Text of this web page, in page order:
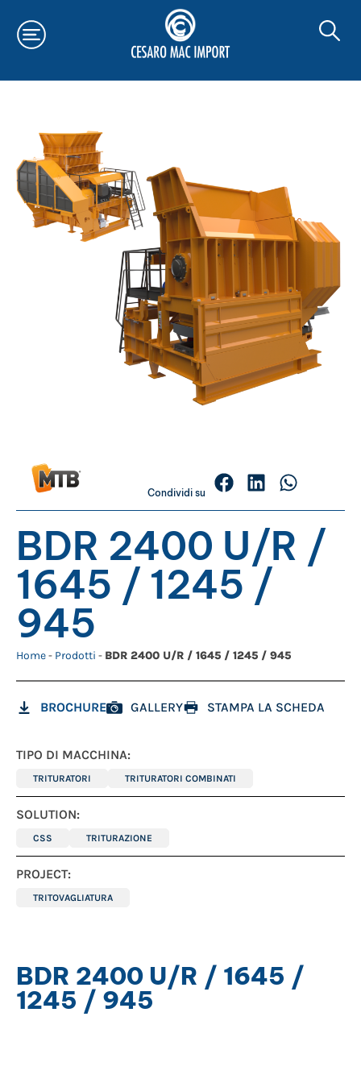
Condividi su
BDR 2400 U/R /
1645 / 1245 /
945
Home- Prodotti - BDR 2400 U/R / 1645 / 1245 / 945
BROCHURE GALLERY STAMPA LA SCHEDA
TIPO DI MACCHINA:
TRITURATORI TRITURATORI COMBINATI
SOLUTION:
CSS TRITURAZIONE
PROJECT:
TRITOVAGLIATURA
BDR 2400 U/R / 1645 /
1245 / 945